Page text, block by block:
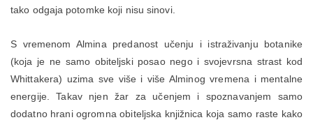
tako odgaja potomke koji nisu sinovi.
S vremenom Almina predanost učenju i istraživanju botanike
(koja je ne samo obiteljski posao nego i svojevrsna strast kod
Whittakera) uzima sve više i više Alminog vremena i mentalne
energije. Takav njen žar za učenjem i spoznavanjem samo
dodatno hrani ogromna obiteljska knjižnica koja samo raste kako